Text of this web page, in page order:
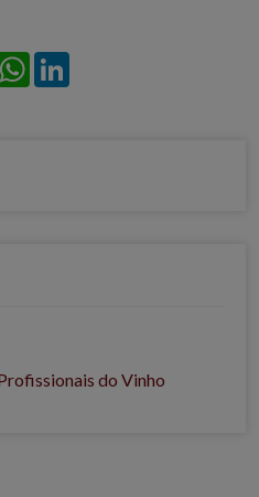
WhatsApp
do Vinho